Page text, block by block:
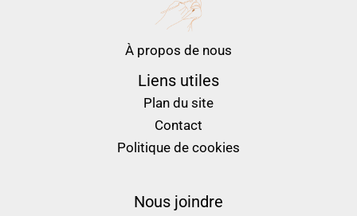
À propos de nous
Liens utiles
Plan du site
Contact
Politique de cookies
Nous joindre